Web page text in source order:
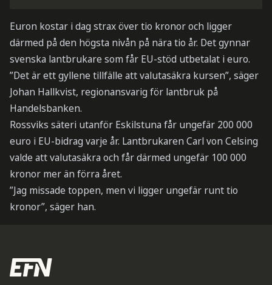
Euron kostar i dag strax över tio kronor och ligger
därmed på den högsta nivån på nära tio år. Det gynnar
svenska lantbrukare som får EU-stöd utbetalat i euro.
”Det är ett gyllene tillfälle att valutasäkra kursen”, säger
Johan Hallkvist, regionansvarig för lantbruk på
Handelsbanken.
Rossviks säteri utanför Eskilstuna får ungefär 200 000
euro i EU-bidrag varje år. Lantbrukaren Carl von Celsing
valde att valutasäkra och får därmed ungefär 100 000
kronor mer än förra året.
”Jag missade toppen, men vi ligger ungefär runt tio
kronor”, säger han.